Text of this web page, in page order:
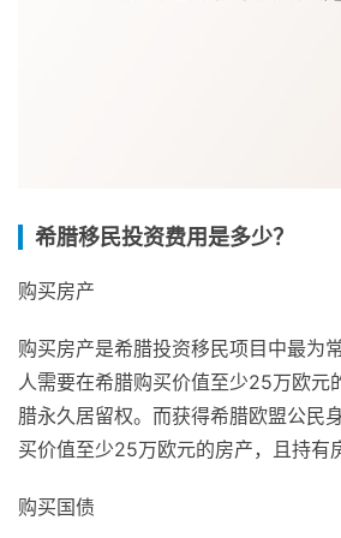
希腊移民投资费用是多少？
购买房产
购买房产是希腊投资移民项目中最为
人需要在希腊购买价值至少25万欧元
腊永久居留权。而获得希腊欧盟公民
买价值至少25万欧元的房产，且持有
购买国债